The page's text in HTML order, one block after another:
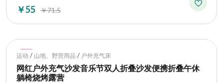
￥55 ￥71.5
Hot
运动 / 山地、野营用品 / 户外充气床
网红户外充气沙发音乐节双人折叠沙发便携折叠午休
躺椅烧烤露营